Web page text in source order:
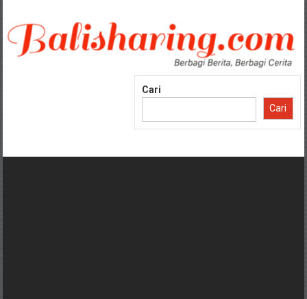
konten
Cari
Cari